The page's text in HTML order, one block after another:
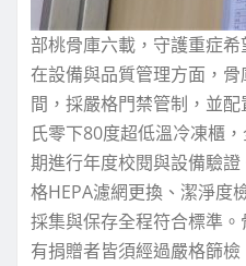
部桃骨庫六載，守護重症希
在設備與品質管理方面，
間，採嚴格門禁管制，並
氏零下80度超低溫冷凍櫃
期進行年度校閱與設備驗
格HEPA濾網更換、潔淨度
採集與保存全程符合標準
有捐贈者皆須經過嚴格篩檢